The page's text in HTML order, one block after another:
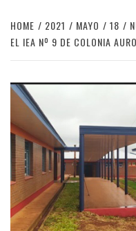
HOME 2021 MAYO 18
EL IEA Nº 9 DE COLONIA